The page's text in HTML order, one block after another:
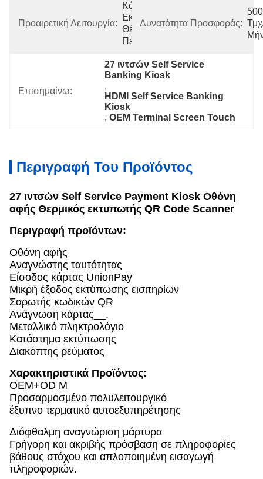
Προαιρετική Λειτουργία:
Κάμερα /
Εκτυπωτής /
Θέση/
Περισσότερα+
Δυνατότητα Προσφοράς:
500
Επισημαίνω:
27 ιντσών Self Service
Banking Kiosk
,
HDMI Self Service Banking
Kiosk
, OEM Terminal Screen Touch
Περιγραφή Του Προϊόντος
27 ιντσών Self Service Payment Kiosk Οθόνη
αφής Θερμικός εκτυπωτής QR Code Scanner
Περιγραφή προϊόντων:
Οθόνη αφής
Αναγνώστης ταυτότητας
Είσοδος κάρτας UnionPay
Μικρή έξοδος εκτύπωσης εισιτηρίων
Σαρωτής κωδικών QR
Ανάγνωση κάρτας__.
Μεταλλικό πληκτρολόγιο
Κατάστημα εκτύπωσης
Διακόπτης ρεύματος
Χαρακτηριστικά Προϊόντος:
OEM+OD M
Προσαρμοσμένο πολυλειτουργικό
έξυπνο τερματικό αυτοεξυπηρέτησης
Διόφθαλμη αναγνώριση μάρτυρα
Γρήγορη και ακριβής πρόσβαση σε πληροφορίες
βάθους στόχου και απλοποιημένη εισαγωγή
πληροφοριών.